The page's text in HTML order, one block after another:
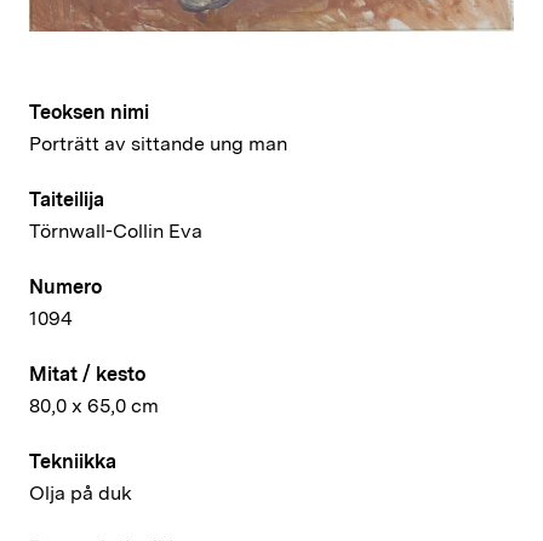
Teoksen nimi
Porträtt av sittande ung man
Taiteilija
Törnwall-Collin Eva
Numero
1094
Mitat / kesto
80,0 x 65,0 cm
Tekniikka
Olja på duk